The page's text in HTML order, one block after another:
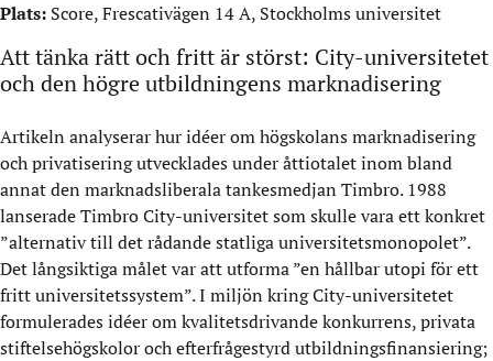
Plats: Score, Frescativägen 14 A, Stockholms universitet
Att tänka rätt och fritt är störst: City-universitetet
och den högre utbildningens marknadisering
Artikeln analyserar hur idéer om högskolans marknadisering
och privatisering utvecklades under åttiotalet inom bland
annat den marknadsliberala tankesmedjan Timbro. 1988
lanserade Timbro City-universitet som skulle vara ett konkret
”alternativ till det rådande statliga universitetsmonopolet”.
Det långsiktiga målet var att utforma ”en hållbar utopi för ett
fritt universitetssystem”. I miljön kring City-universitetet
formulerades idéer om kvalitetsdrivande konkurrens, privata
stiftelsehögskolor och efterfrågestyrd utbildningsfinansiering;